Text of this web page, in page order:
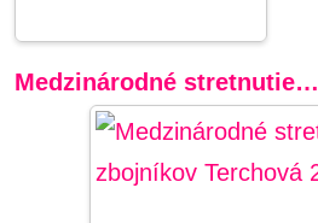
Medzinárodné stretnutie…